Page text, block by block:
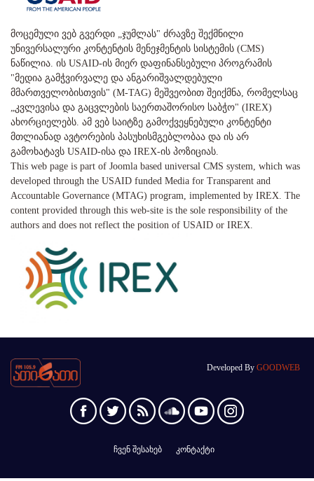
მოცემული ვებ გვერდი „ჯუმლას" ძრავზე შექმნილი
უნივერსალური კონტენტის მენეჯმენტის სისტემის (CMS)
ნაწილია. ის USAID-ის მიერ დაფინანსებული პროგრამის
"მედია გამჭვირვალე და ანგარიშვალდებული
მმართველობისთვის" (M-TAG) მეშვეობით შეიქმნა, რომელსაც
„კვლევისა და გაცვლების საერთაშორისო საბჭო" (IREX)
ახორციელებს. ამ ვებ საიტზე გამოქვეყნებული კონტენტი
მთლიანად ავტორების პასუხისმგებლობაა და ის არ
გამოხატავს USAID-ისა და IREX-ის პოზიციას.
This web page is part of Joomla based universal CMS system, which was
developed through the USAID funded Media for Transparent and
Accountable Governance (MTAG) program, implemented by IREX. The
content provided through this web-site is the sole responsibility of the
authors and does not reflect the position of USAID or IREX.
Developed By GOODWEB
ჩვენ შესახებ კონტაქტი